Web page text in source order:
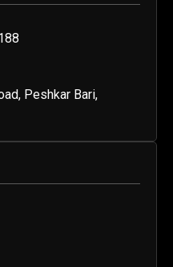
Peshkar Bari,